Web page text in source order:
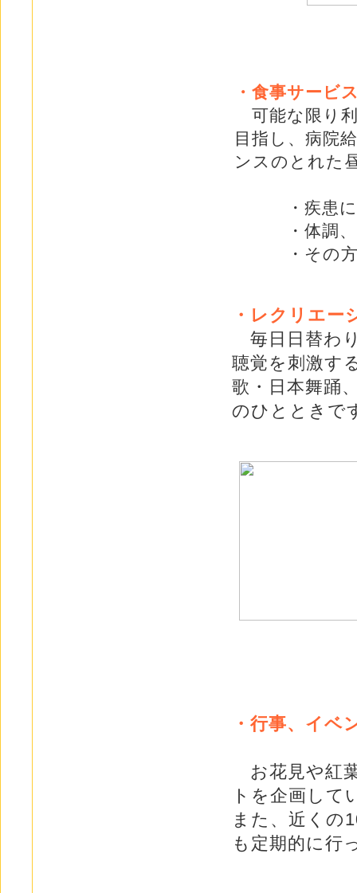
・食事サービ
可能な限り
目指し、病院
ンスのとれた
・疾患に対
・体調、嚥
・その方の
・レクリエー
毎日日替わ
聴覚を刺激す
歌・日本舞踊
のひとときで
・行事、イベ
お花見や紅
トを企画して
また、近くの
も定期的に行